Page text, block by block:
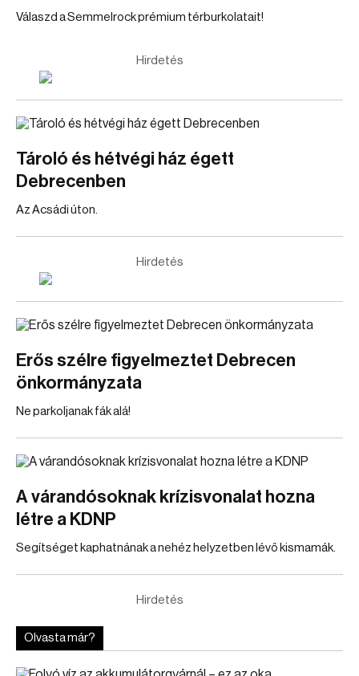
Válaszd a Semmelrock prémium térburkolatait!
Hirdetés
Tároló és hétvégi ház égett
Debrecenben
Az Acsádi úton.
Hirdetés
Erős szélre figyelmeztet Debrecen
önkormányzata
Ne parkoljanak fák alá!
A várandósoknak krízisvonalat hozna
létre a KDNP
Segítséget kaphatnának a nehéz helyzetben lévő kismamák.
Hirdetés
Olvasta már?